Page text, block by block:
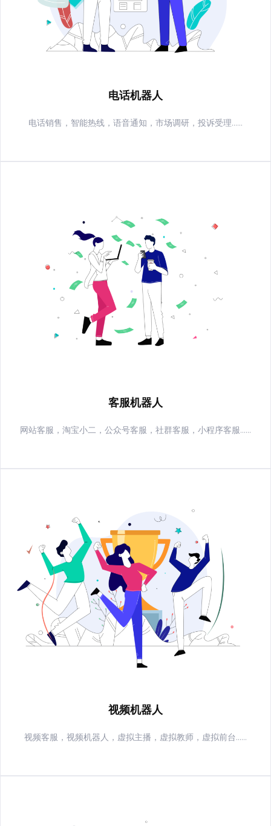
电话机器人
电话销售，智能热线，语音通知，市场调研，投诉受理......
客服机器人
网站客服，淘宝小二，公众号客服，社群客服，小程序客服......
视频机器人
视频客服，视频机器人，虚拟主播，虚拟教师，虚拟前台......